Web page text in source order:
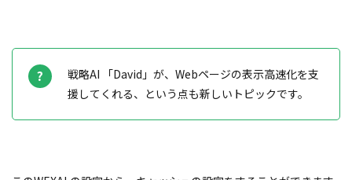
戦略AI 「David」が、Webページの表示高速化を支
援してくれる、という点も新しいトピックです。